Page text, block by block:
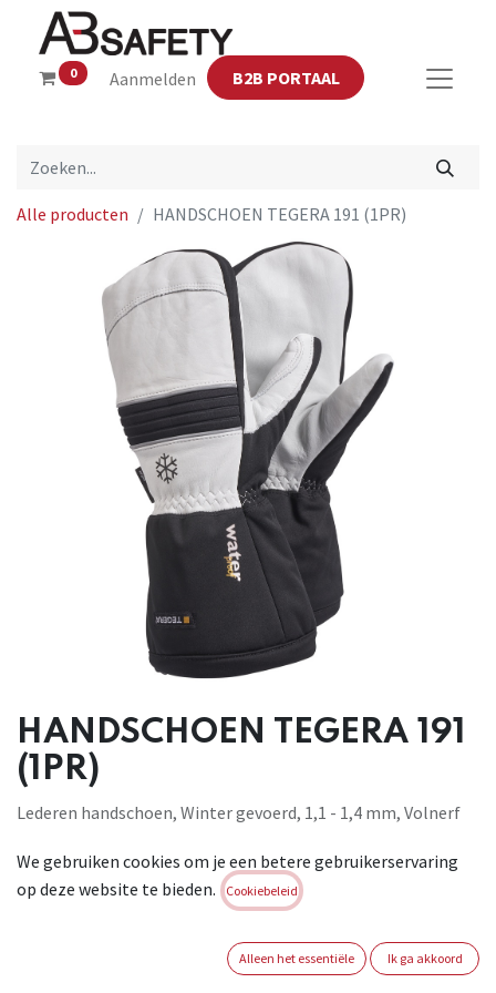
0 Aanmelden B2B PORTAAL
Alle producten HANDSCHOEN TEGERA 191 (1PR)
HANDSCHOEN TEGERA 191
(1PR)
Lederen handschoen, Winter gevoerd, 1,1 - 1,4 mm, Volnerf
topkwaliteit, Thinsulate™ 200g, Cat. II, Zwart, wit,
Versterkte duim, Waterdicht, Touwsluiting, voor algemene
We gebruiken cookies om je een betere gebruikerservaring
op deze website te bieden.
Cookiebeleid
Alleen het essentiële Ik ga akkoord